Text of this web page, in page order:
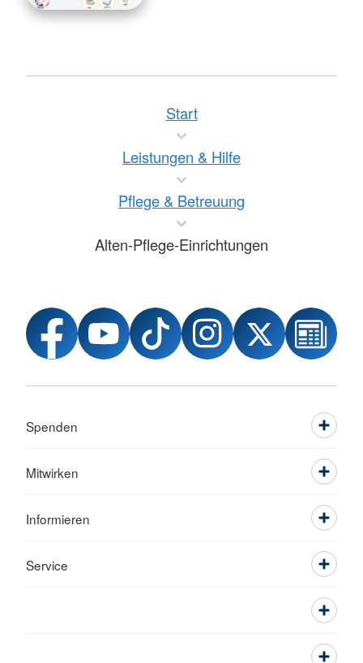
Start
Leistungen & Hilfe
Pflege & Betreuung
Alten-Pflege-Einrichtungen
Spenden
Mitwirken
Informieren
Service